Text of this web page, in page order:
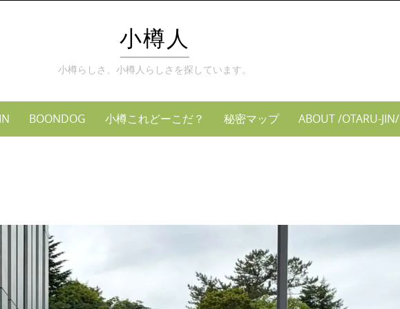
to
content
小樽人
小樽らしさ、小樽人らしさを探しています。
BOONDOG 小樽これどーこだ？ 秘密マップ ABOUT /OTARU-JIN/